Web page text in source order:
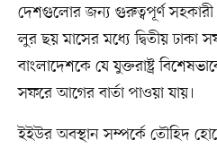
দেশগুলোর জন্য গুরুত্বপূর্ণ সহকারী
লুর ছয় মাসের মধ্যে দ্বিতীয় ঢাকা
বাংলাদেশকে যে যুক্তরাষ্ট্র
সফরে আগের বার্তা পাওয়া যায়।
ইইউর অবস্থান সম্পর্কে তৌহিদ